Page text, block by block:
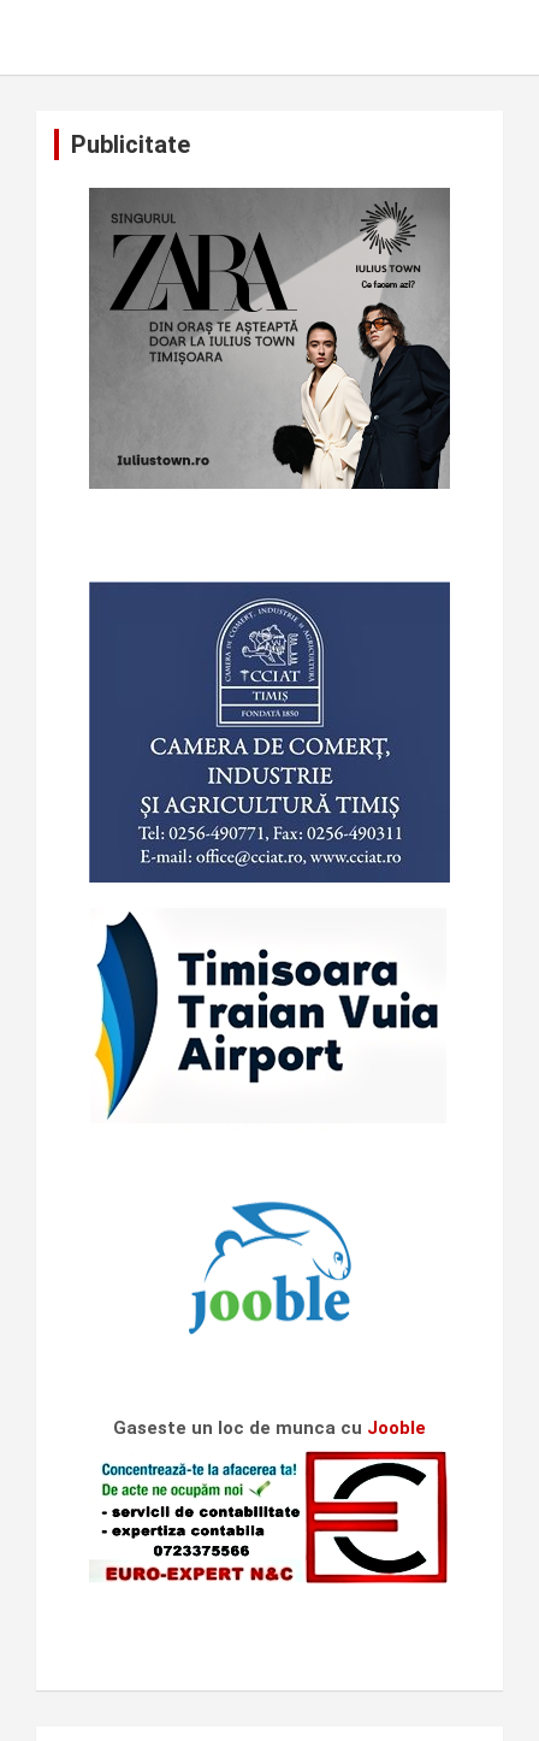
Publicitate
Gaseste un loc de munca cu Jooble